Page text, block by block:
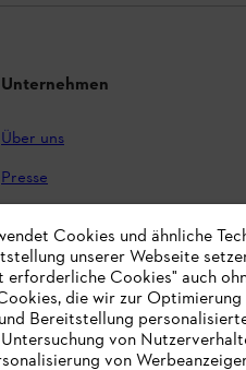
Unternehmen
Über uns
Presse
STIHL Markenshop
Nachhaltigkeit
STIHL Hinweisgebersystem
Cookies und ähnliche
unserer Webseite
erforderliche Cookies" auch
die wir zur
Bereitstellung
von
von